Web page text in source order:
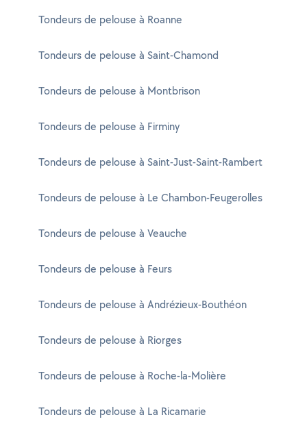
Tondeurs de pelouse à Roanne
Tondeurs de pelouse à Saint-Chamond
Tondeurs de pelouse à Montbrison
Tondeurs de pelouse à Firminy
Tondeurs de pelouse à Saint-Just-Saint-Rambert
Tondeurs de pelouse à Le Chambon-Feugerolles
Tondeurs de pelouse à Veauche
Tondeurs de pelouse à Feurs
Tondeurs de pelouse à Andrézieux-Bouthéon
Tondeurs de pelouse à Riorges
Tondeurs de pelouse à Roche-la-Molière
Tondeurs de pelouse à La Ricamarie